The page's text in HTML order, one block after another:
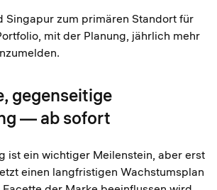
Singapur zum primären Standort für
mit der Planung, jährlich mehr
gegenseitige
— ab sofort
ist ein wichtiger Meilenstein, aber erst
einen langfristigen Wachstumsplan